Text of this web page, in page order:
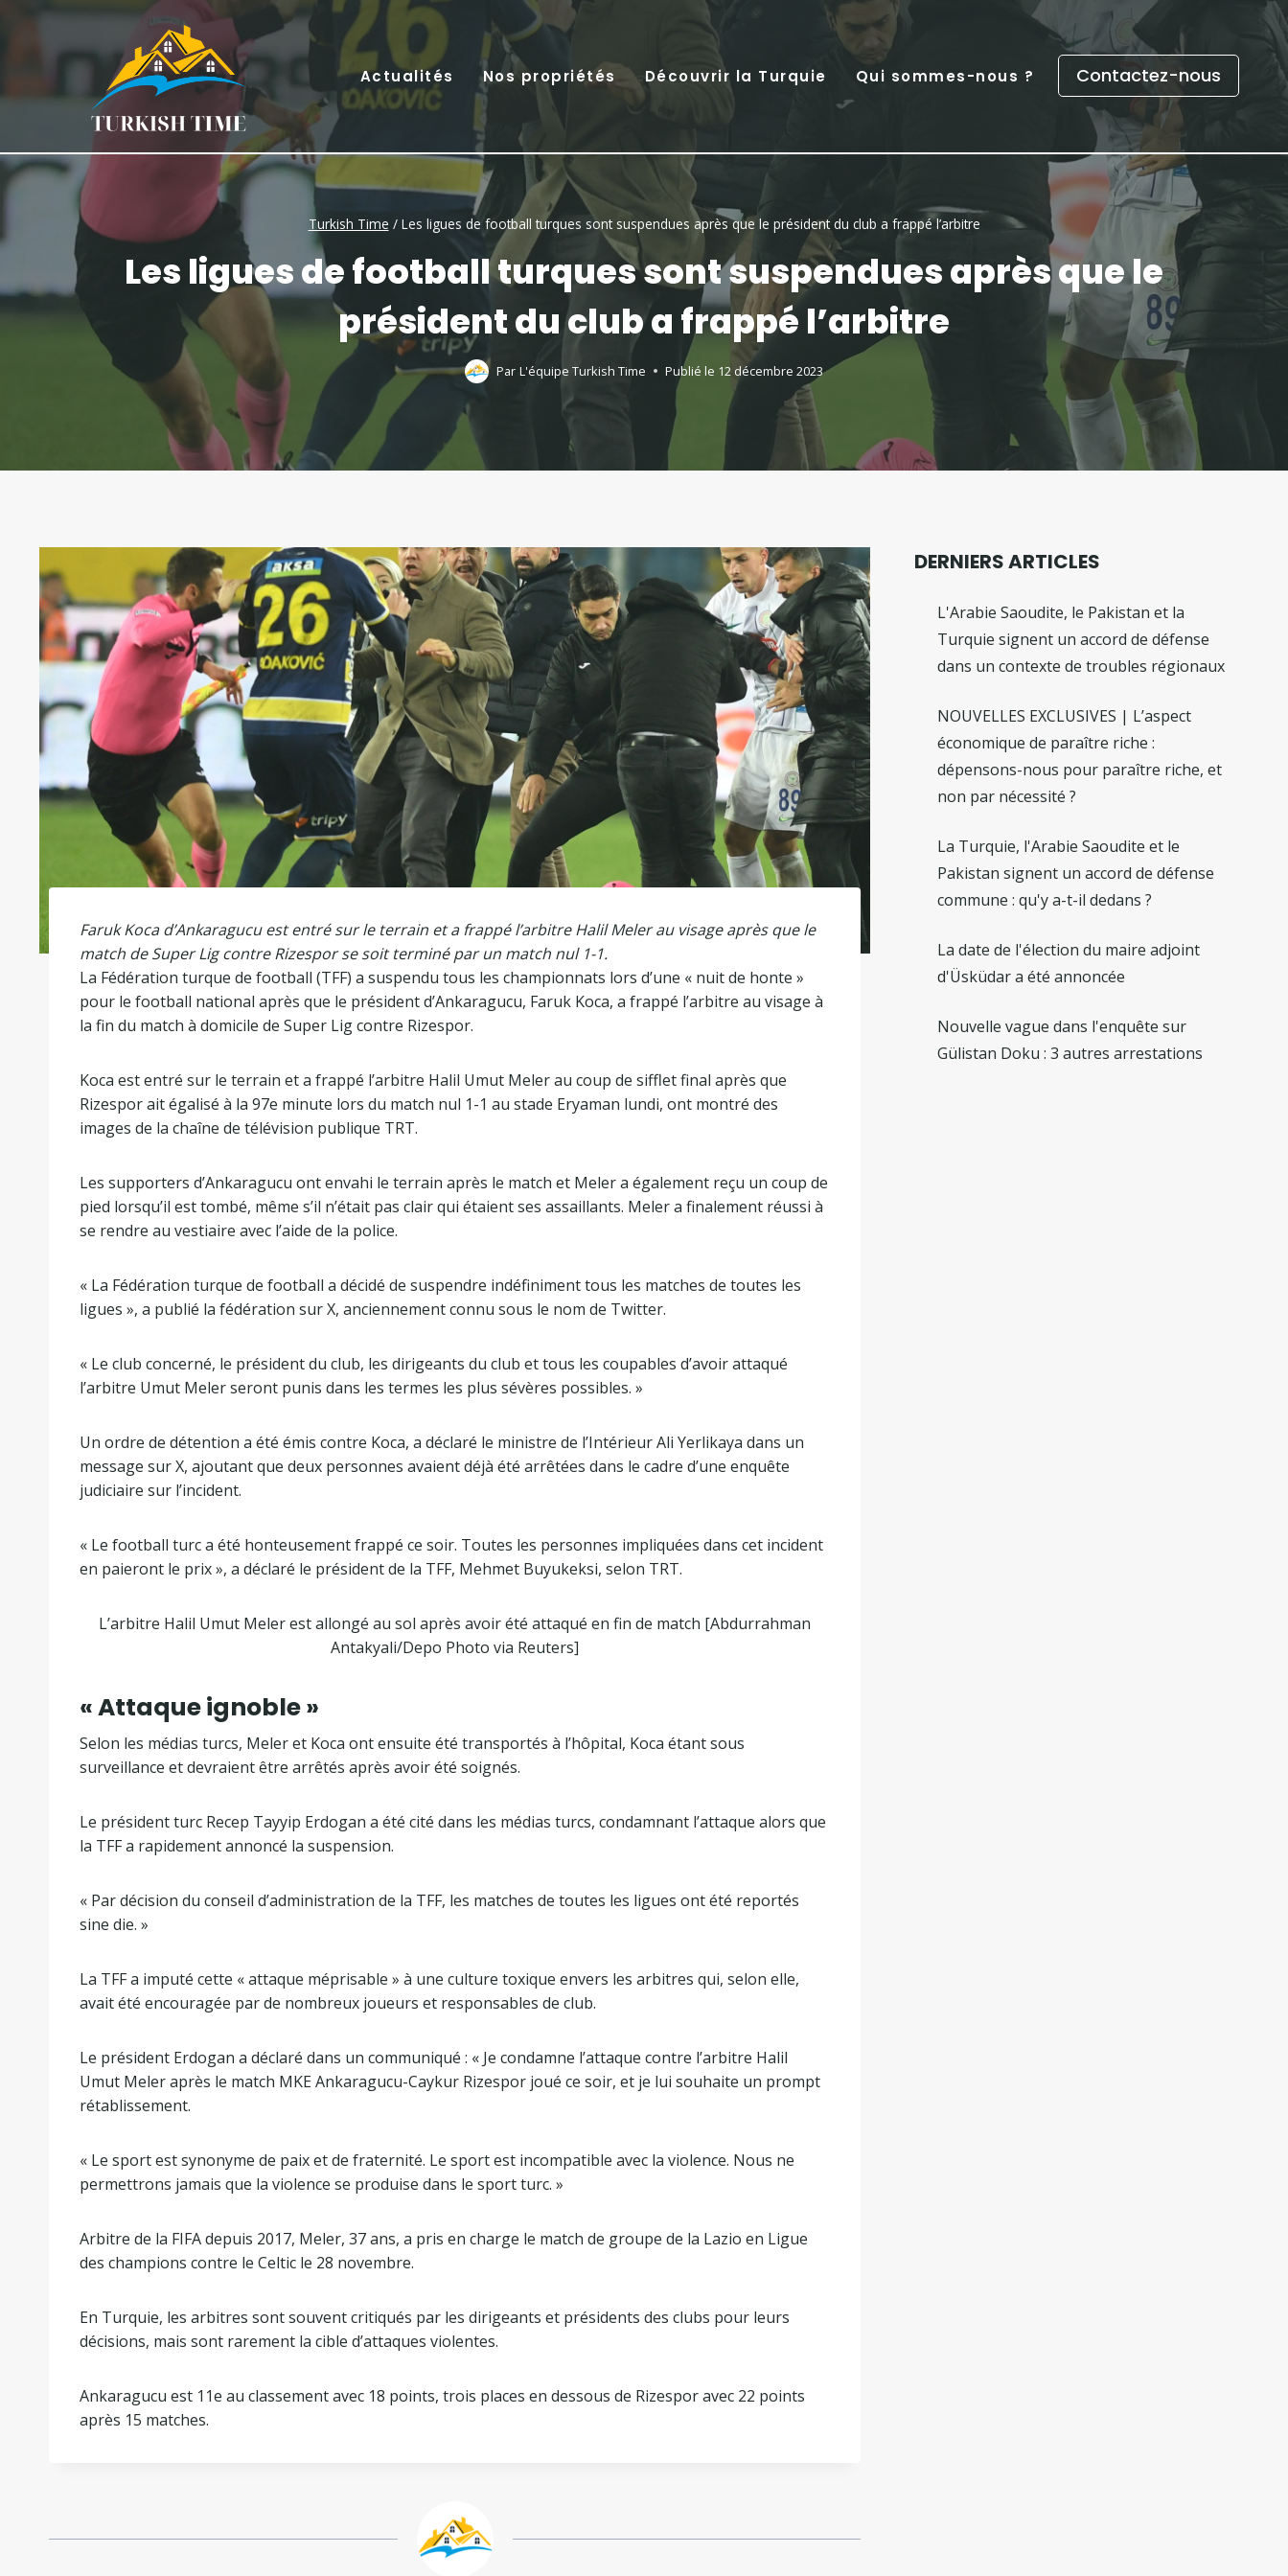
Actualités Nos propriétés Découvrir la Turquie Qui sommes-nous ? Contactez-nous
Turkish Time / Les ligues de football turques sont suspendues après que le président du club a frappé l’arbitre
Les ligues de football turques sont suspendues après que le
président du club a frappé l’arbitre
Par L'équipe Turkish Time Publié le 12 décembre 2023
Faruk Koca d’Ankaragucu est entré sur le terrain et a frappé l’arbitre Halil Meler au visage après que le
match de Super Lig contre Rizespor se soit terminé par un match nul 1-1.
La Fédération turque de football (TFF) a suspendu tous les championnats lors d’une « nuit de honte »
pour le football national après que le président d’Ankaragucu, Faruk Koca, a frappé l’arbitre au visage à
la fin du match à domicile de Super Lig contre Rizespor.
Koca est entré sur le terrain et a frappé l’arbitre Halil Umut Meler au coup de sifflet final après que
Rizespor ait égalisé à la 97e minute lors du match nul 1-1 au stade Eryaman lundi, ont montré des
images de la chaîne de télévision publique TRT.
Les supporters d’Ankaragucu ont envahi le terrain après le match et Meler a également reçu un coup de
pied lorsqu’il est tombé, même s’il n’était pas clair qui étaient ses assaillants. Meler a finalement réussi à
se rendre au vestiaire avec l’aide de la police.
« La Fédération turque de football a décidé de suspendre indéfiniment tous les matches de toutes les
ligues », a publié la fédération sur X, anciennement connu sous le nom de Twitter.
« Le club concerné, le président du club, les dirigeants du club et tous les coupables d’avoir attaqué
l’arbitre Umut Meler seront punis dans les termes les plus sévères possibles. »
Un ordre de détention a été émis contre Koca, a déclaré le ministre de l’Intérieur Ali Yerlikaya dans un
message sur X, ajoutant que deux personnes avaient déjà été arrêtées dans le cadre d’une enquête
judiciaire sur l’incident.
« Le football turc a été honteusement frappé ce soir. Toutes les personnes impliquées dans cet incident
en paieront le prix », a déclaré le président de la TFF, Mehmet Buyukeksi, selon TRT.
L’arbitre Halil Umut Meler est allongé au sol après avoir été attaqué en fin de match [Abdurrahman
Antakyali/Depo Photo via Reuters]
« Attaque ignoble »
Selon les médias turcs, Meler et Koca ont ensuite été transportés à l’hôpital, Koca étant sous
surveillance et devraient être arrêtés après avoir été soignés.
Le président turc Recep Tayyip Erdogan a été cité dans les médias turcs, condamnant l’attaque alors que
la TFF a rapidement annoncé la suspension.
« Par décision du conseil d’administration de la TFF, les matches de toutes les ligues ont été reportés
sine die. »
La TFF a imputé cette « attaque méprisable » à une culture toxique envers les arbitres qui, selon elle,
avait été encouragée par de nombreux joueurs et responsables de club.
Le président Erdogan a déclaré dans un communiqué : « Je condamne l’attaque contre l’arbitre Halil
Umut Meler après le match MKE Ankaragucu-Caykur Rizespor joué ce soir, et je lui souhaite un prompt
rétablissement.
« Le sport est synonyme de paix et de fraternité. Le sport est incompatible avec la violence. Nous ne
permettrons jamais que la violence se produise dans le sport turc. »
Arbitre de la FIFA depuis 2017, Meler, 37 ans, a pris en charge le match de groupe de la Lazio en Ligue
des champions contre le Celtic le 28 novembre.
En Turquie, les arbitres sont souvent critiqués par les dirigeants et présidents des clubs pour leurs
décisions, mais sont rarement la cible d’attaques violentes.
Ankaragucu est 11e au classement avec 18 points, trois places en dessous de Rizespor avec 22 points
après 15 matches.
DERNIERS ARTICLES
L'Arabie Saoudite, le Pakistan et la
Turquie signent un accord de défense
dans un contexte de troubles régionaux
NOUVELLES EXCLUSIVES | L’aspect
économique de paraître riche :
dépensons-nous pour paraître riche, et
non par nécessité ?
La Turquie, l'Arabie Saoudite et le
Pakistan signent un accord de défense
commune : qu'y a-t-il dedans ?
La date de l'élection du maire adjoint
d'Üsküdar a été annoncée
Nouvelle vague dans l'enquête sur
Gülistan Doku : 3 autres arrestations